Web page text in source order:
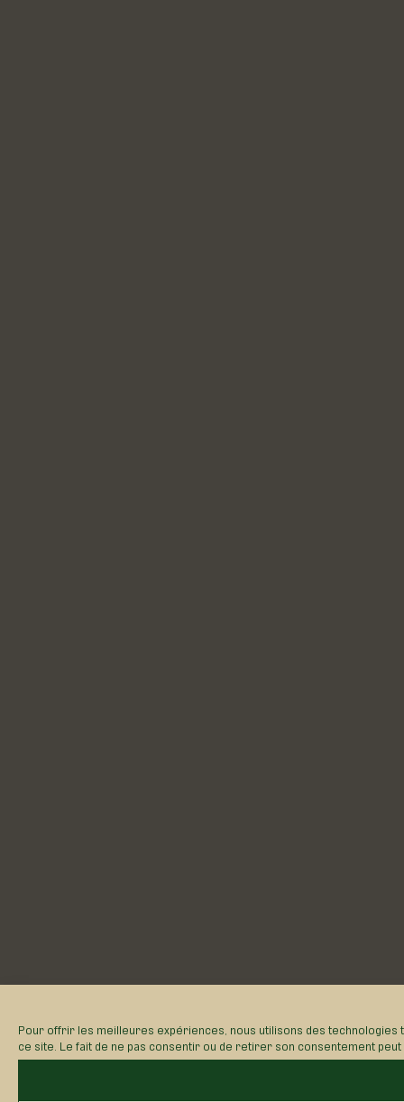
Pour offrir les meilleures expériences, nous utilisons des
ce site. Le fait de ne pas consentir ou de retirer son consentement